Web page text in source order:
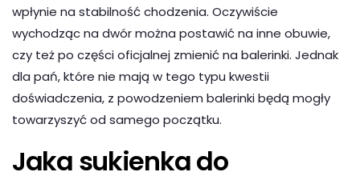
wpłynie na stabilność chodzenia. Oczywiście
wychodząc na dwór można postawić na inne obuwie,
czy też po części oficjalnej zmienić na balerinki. Jednak
dla pań, które nie mają w tego typu kwestii
doświadczenia, z powodzeniem balerinki będą mogły
towarzyszyć od samego początku.
Jaka sukienka do